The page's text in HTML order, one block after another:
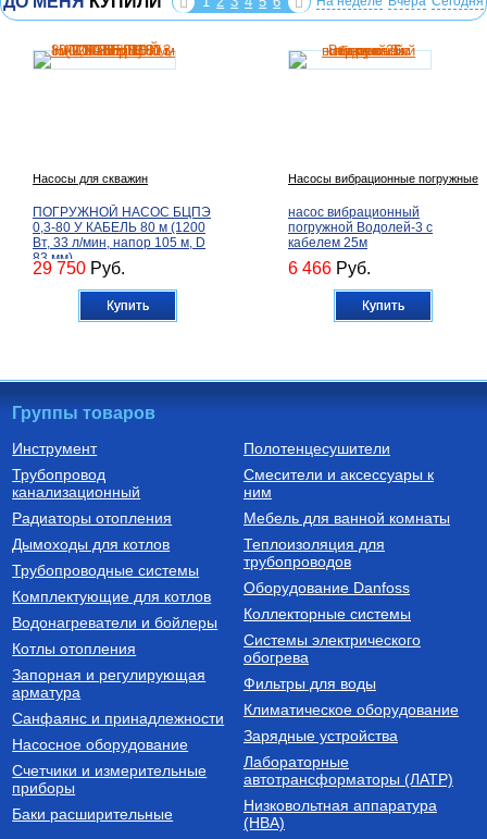
Насосы для скважин
ПОГРУЖНОЙ НАСОС БЦПЭ
0,3-80 У КАБЕЛЬ 80 м (1200
Вт, 33 л/мин, напор 105 м, D
83 мм)
29 750 Руб.
Купить
Насосы вибрационные погружные
насос вибрационный
погружной Водолей-3 с
кабелем 25м
6 466 Руб.
Купить
Бойлеры (водонагреватели
косвенного нагрева)
нагрева напольный из
нержавеющей стали STINOX F
500 л., арт.: 805F0050
127 190Руб.
Купить
Трубы из сшитого полиэтилена
Труба напорная из сшитого
полиэтилена с барьерным
слоем EVOH, тип PE-Xa
16(2.2) бухта 100 м,
VA1622.3.C.100
7 300Руб.
Котлы газовые настенные
Котел газовый настенный
одноконтурный Vitabel HF 32
Дымоходы для котлов DN 80
(традиционные)
Элемент дымохода DN80
Группы товаров
Инструмент
Трубопровод
канализационный
Радиаторы отопления
Дымоходы для котлов
Трубопроводные системы
Комплектующие для котлов
Водонагреватели и бойлеры
Котлы отопления
Запорная и регулирующая
арматура
Санфаянс и принадлежности
Насосное оборудование
Счетчики и измерительные
приборы
Баки расширительные
Полотенцесушители
Смесители и аксессуары к
ним
Мебель для ванной комнаты
Теплоизоляция для
трубопроводов
Оборудование Danfoss
Коллекторные системы
Системы электрического
обогрева
Фильтры для воды
Климатическое оборудование
Зарядные устройства
Лабораторные
автотрансформаторы (ЛАТР)
Низковольтная аппаратура
(НВА)